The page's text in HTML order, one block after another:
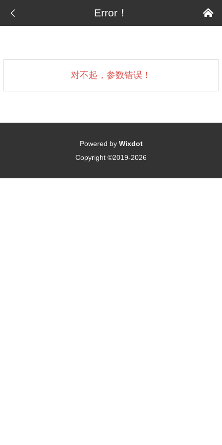
 
Error！
对不起，参数错误！
Powered by Wixdot
Copyright ©2019-2026